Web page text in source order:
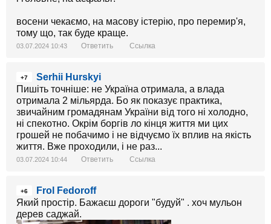
восени чекаємо, на масову істерію, про перемир'я,
тому що, так буде краще.
03.07.2024 10:43 Ответить Ссылка
+7
Serhii Hurskyi
Пишіть точніше: не Україна отримала, а влада
отримала 2 мільярда. Бо як показує практика,
звичайним громадянам України від того ні холодно,
ні спекотно. Окрім боргів ло кінця життя ми цих
грошей не побачимо і не відчуємо їх вплив на якість
життя. Вже проходили, і не раз...
03.07.2024 10:44 Ответить Ссылка
+6
Frol Fedoroff
Який простір. Бажаєш дороги "будуй" . хоч мульон
дерев саджай.